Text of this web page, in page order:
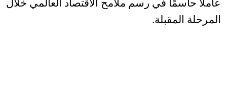
عاملًا حاسمًا في رسم ملامح الاقتصاد العالمي خلال
المرحلة المقبلة.